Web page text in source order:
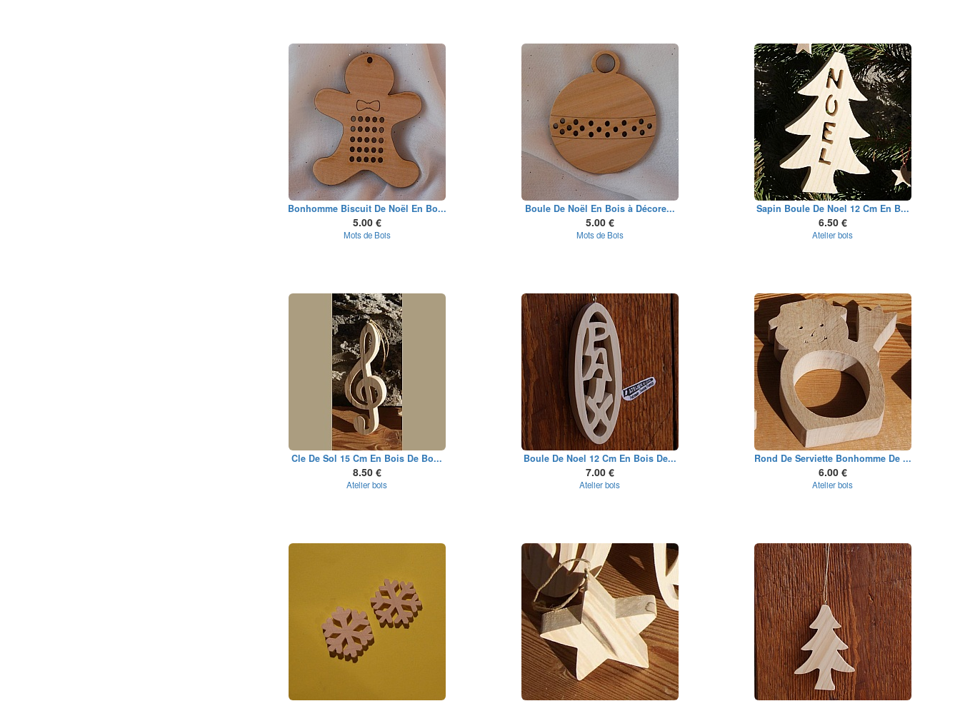
Bonhomme Biscuit De Noël En Bo...
5.00 €
Mots de Bois
Boule De Noël En Bois à Décore...
5.00 €
Mots de Bois
Sapin Boule De Noel 12 Cm En B...
6.50 €
Atelier bois
Cle De Sol 15 Cm En Bois De Bo...
8.50 €
Atelier bois
Boule De Noel 12 Cm En Bois De...
7.00 €
Atelier bois
Rond De Serviette Bonhomme De ...
6.00 €
Atelier bois